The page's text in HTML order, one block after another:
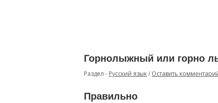
Горнолыжный или горно
Раздел - Русский язык/ Оставить
Правильно